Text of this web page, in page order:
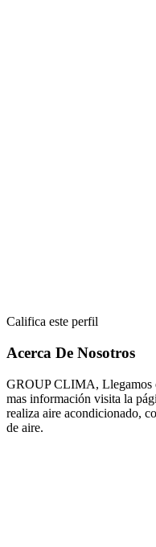
Califica este perfil
Acerca De Nosotros
GROUP CLIMA, Llegamos
mas información visita la
realiza aire acondicionado,
de aire.